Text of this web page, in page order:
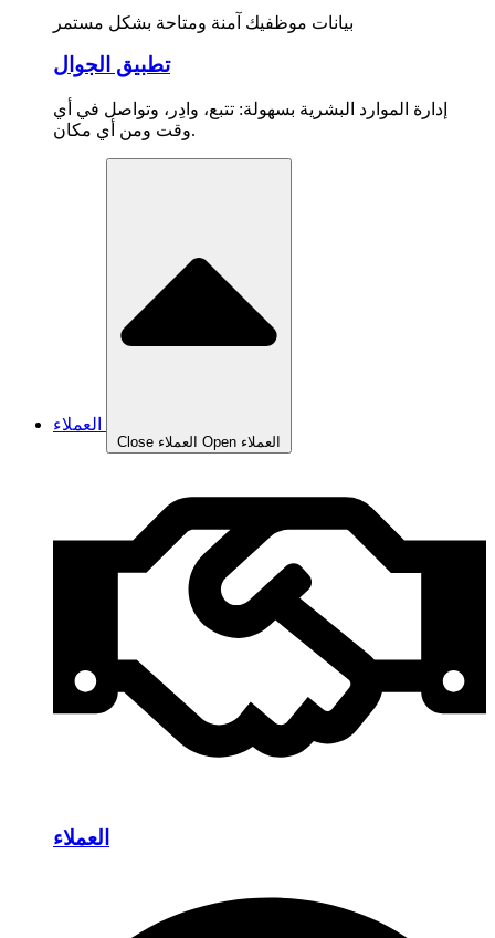
بيانات موظفيك آمنة ومتاحة بشكل مستمر
تطبيق الجوال
إدارة الموارد البشرية بسهولة: تتبع، وادِر، وتواصل في أي
وقت ومن أي مكان.
Close العملاء Open العملاء
العملاء